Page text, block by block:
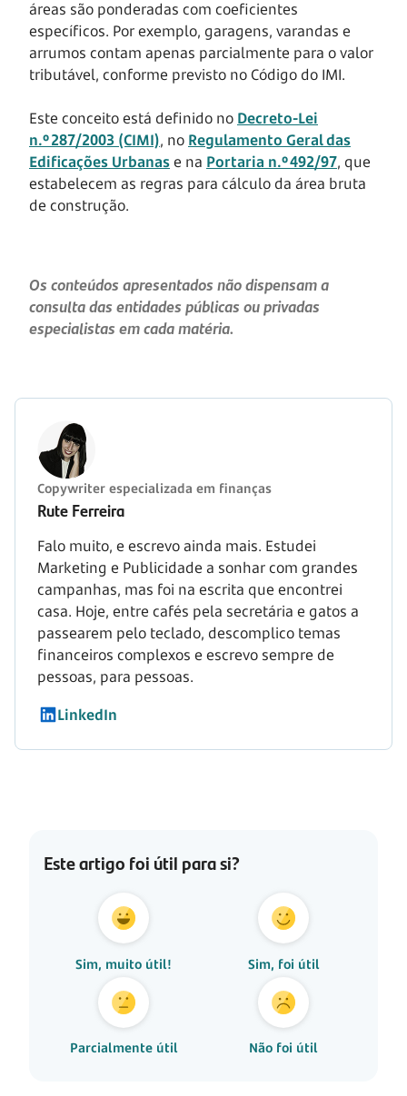
áreas são ponderadas com coeficientes
específicos. Por exemplo, garagens, varandas e
arrumos contam apenas parcialmente para o valor
tributável, conforme previsto no Código do IMI.
Este conceito está definido no Decreto‑Lei
n.º 287/2003 (CIMI), no Regulamento Geral das
Edificações Urbanase na Portaria n.º 492/97, que
estabelecem as regras para cálculo da área bruta
de construção.
Os conteúdos apresentados não dispensam a
consulta das entidades públicas ou privadas
especialistas em cada matéria.
Copywriter especializada em finanças
Rute Ferreira
Falo muito, e escrevo ainda mais. Estudei
Marketing e Publicidade a sonhar com grandes
campanhas, mas foi na escrita que encontrei
casa. Hoje, entre cafés pela secretária e gatos a
passearem pelo teclado, descomplico temas
financeiros complexos e escrevo sempre de
pessoas, para pessoas.
LinkedIn
Este artigo foi útil para si?
Sim, muito útil! Sim, foi útil
Parcialmente útil Não foi útil